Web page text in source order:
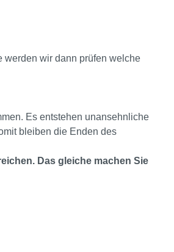
werden wir dann prüfen welche
Es entstehen unansehnliche
bleiben die Enden des
Das gleiche machen Sie